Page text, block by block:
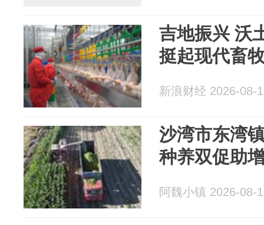
吉地振兴 沃
挺起现代畜
新浪财经 2026-08-
沙湾市东湾
种养双促助
阿魏小镇 2026-08-